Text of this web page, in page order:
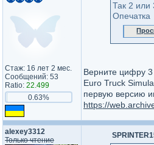
Стаж: 16 лет 2 мес.
Сообщений: 53
Ratio: 22.499
0.63%
Так 2 или
Опечатка
Верните цифру 3
Euro Truck
первую версию
https://
alexey3312
Только чтение